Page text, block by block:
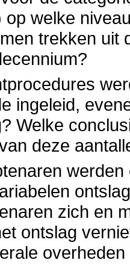
welke
trekken uit
ingeleid,
Welke
deze
zich en
ontslag